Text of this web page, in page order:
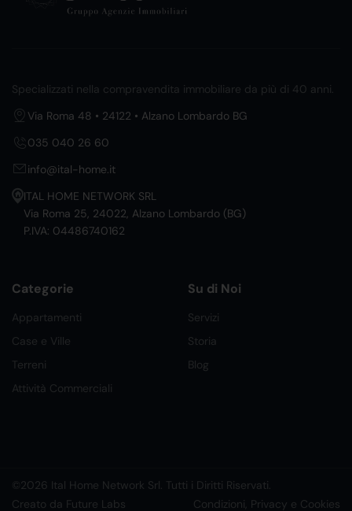
Specializzati nella compravendita immobiliare da più di 40 anni.
Via Roma 48 • 24122 • Alzano Lombardo BG
035 040 26 60
info@ital-home.it
ITAL HOME NETWORK SRL
Via Roma 25, 24022, Alzano Lombardo (BG)
P.IVA: 04486740162
Categorie
Appartamenti
Case e Ville
Terreni
Attività Commerciali
Su di Noi
Servizi
Storia
Blog
©2026 Ital Home Network Srl. Tutti i Diritti Riservati.
Creato da Future Labs
Condizioni, Privacy e Cookies